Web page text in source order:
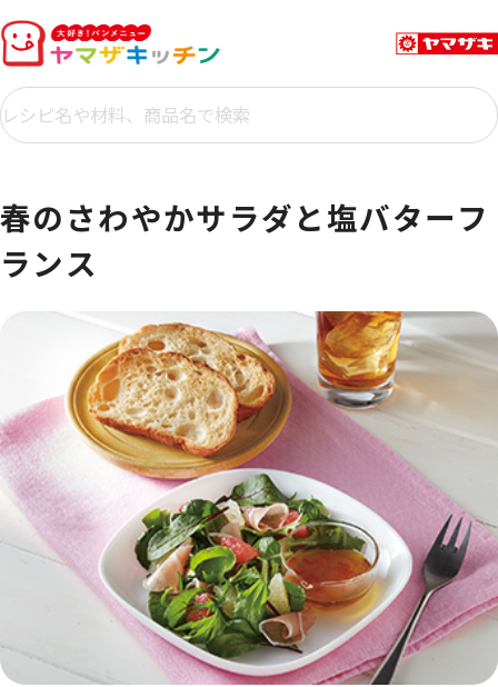
春のさわやかサラダと塩バターフ
ランス